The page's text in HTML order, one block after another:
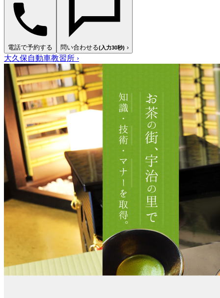
電話で予約する 問い合わせる(入力30秒) ›
大久保自動車教習所 ›